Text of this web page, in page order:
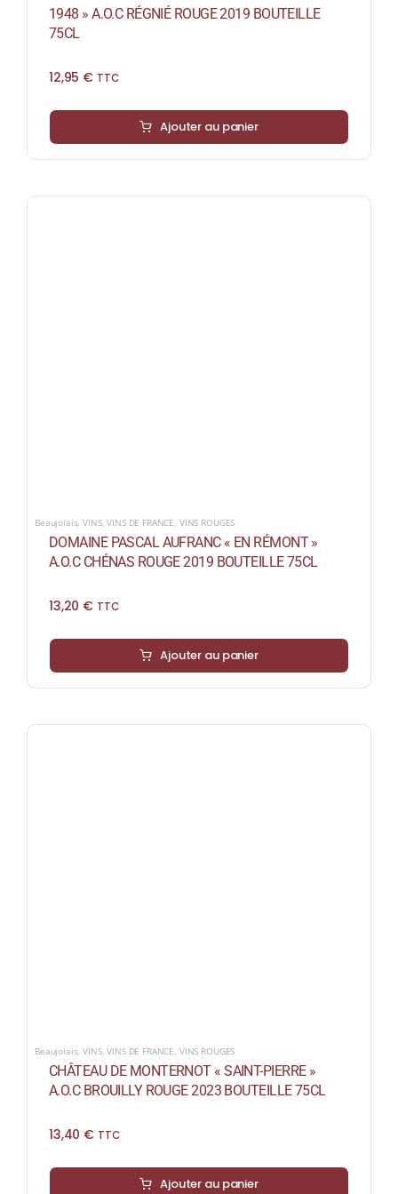
1948 » A.O.C RÉGNIÉ ROUGE 2019 BOUTEILLE
75CL
12,95 € TTC
Ajouter au panier
Beaujolais ,VINS,VINS DE FRANCE VINS ROUGES
DOMAINE PASCAL AUFRANC « EN RÉMONT »
A.O.C CHÉNAS ROUGE 2019 BOUTEILLE 75CL
13,20 € TTC
Ajouter au panier
Beaujolais ,VINS,VINS DE FRANCE VINS ROUGES
CHÂTEAU DE MONTERNOT « SAINT-PIERRE »
A.O.C BROUILLY ROUGE 2023 BOUTEILLE 75CL
13,40 € TTC
Ajouter au panier